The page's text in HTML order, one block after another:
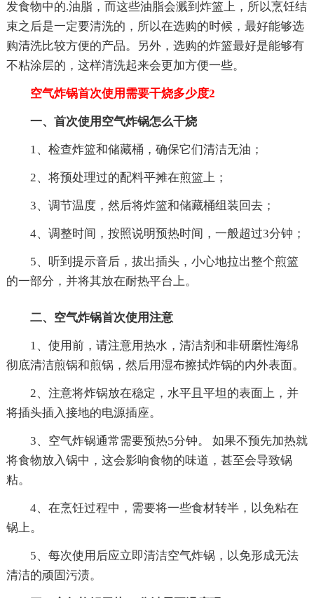
发食物中的.油脂，而这些油脂会溅到炸篮上，所以烹饪结
束之后是一定要清洗的，所以在选购的时候，最好能够选
购清洗比较方便的产品。另外，选购的炸篮最好是能够有
不粘涂层的，这样清洗起来会更加方便一些。
空气炸锅首次使用需要干烧多少度2
一、首次使用空气炸锅怎么干烧
1、检查炸篮和储藏桶，确保它们清洁无油；
2、将预处理过的配料平摊在煎篮上；
3、调节温度，然后将炸篮和储藏桶组装回去；
4、调整时间，按照说明预热时间，一般超过3分钟；
5、听到提示音后，拔出插头，小心地拉出整个煎篮
的一部分，并将其放在耐热平台上。
二、空气炸锅首次使用注意
1、使用前，请注意用热水，清洁剂和非研磨性海绵
彻底清洁煎锅和煎锅，然后用湿布擦拭炸锅的内外表面。
2、注意将炸锅放在稳定，水平且平坦的表面上，并
将插头插入接地的电源插座。
3、空气炸锅通常需要预热5分钟。 如果不预先加热就
将食物放入锅中，这会影响食物的味道，甚至会导致锅
粘。
4、在烹饪过程中，需要将一些食材转半，以免粘在
锅上。
5、每次使用后应立即清洁空气炸锅，以免形成无法
清洁的顽固污渍。